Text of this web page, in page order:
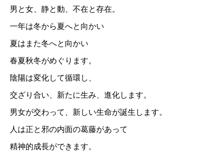
男と女、静と動、不在と存在。
一年は冬から夏へと向かい
夏はまた冬へと向かい
春夏秋冬がめぐります。
陰陽は変化して循環し、
交ざり合い、新たに生み、進化します。
男女が交わって、新しい生命が誕生します。
人は正と邪の内面の葛藤があって
精神的成長ができます。